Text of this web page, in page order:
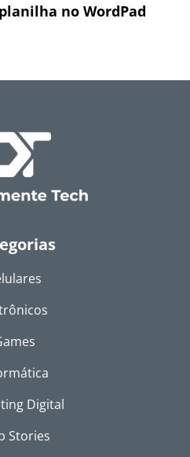
no WordPad
Digital
Stories